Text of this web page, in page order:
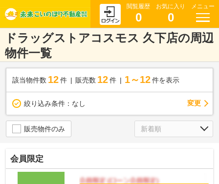
閲覧履歴
0
お気に入り
0
メニュー
ドラッグストアコスモス 久下店の周辺
物件一覧
該当物件数 12件 販売数 12 件 1～12 件を表示
絞り込み条件： なし 変更
販売物件のみ
会員限定